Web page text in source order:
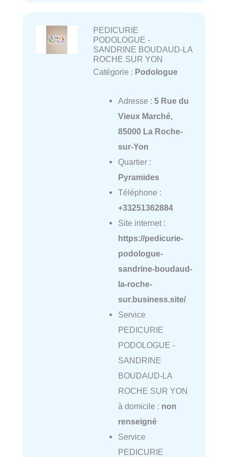
PEDICURIE
PODOLOGUE -
SANDRINE BOUDAUD-LA
ROCHE SUR YON
Catégorie : Podologue
Adresse : 5 Rue du
Vieux Marché,
85000 La Roche-
sur-Yon
Quartier :
Pyramides
Téléphone :
+33251362884
Site internet :
https://pedicurie-
podologue-
sandrine-boudaud-
la-roche-
sur.business.site/
Service
PEDICURIE
PODOLOGUE -
SANDRINE
BOUDAUD-LA
ROCHE SUR YON
à domicile : non
renseigné
Service
PEDICURIE